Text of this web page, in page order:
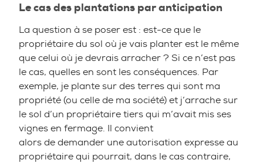
Le cas des plantations par anticipation
La question à se poser est : est-ce que le
propriétaire du sol où je vais planter est le même
que celui où je devrais arracher ? Si ce n’est pas
le cas, quelles en sont les conséquences. Par
exemple, je plante sur des terres qui sont ma
propriété (ou celle de ma société) et j’arrache sur
le sol d’un propriétaire tiers qui m’avait mis ses
vignes en fermage. Il convient
alors de demander une autorisation expresse au
propriétaire qui pourrait, dans le cas contraire,